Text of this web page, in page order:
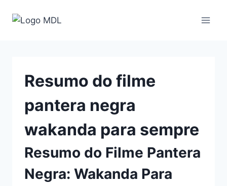
para
Resumo do filme
pantera negra
wakanda para sempre
Resumo do Filme Pantera
Negra: Wakanda Para